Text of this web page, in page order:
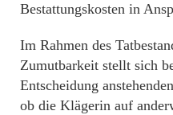
Bestattungskosten in
Im Rahmen des
Zumutbarkeit stellt sich
Entscheidung
ob die Klägerin auf